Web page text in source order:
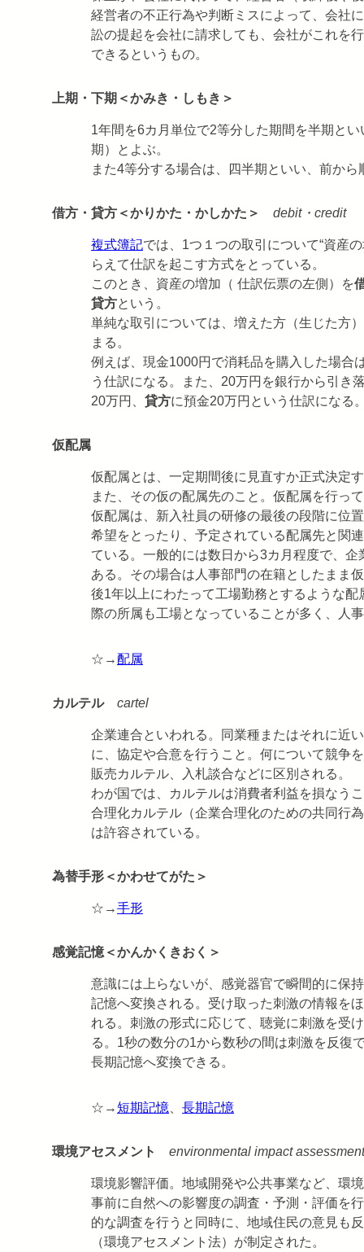
経営者の不正行為や判断ミスによって、会社
訟の提起を会社に請求しても、会社がこれを
できるというもの。
上期・下期＜かみき・しもき＞
1年間を6カ月単位で2等分した期間を半期と
期）とよぶ。
また4等分する場合は、四半期といい、前か
借方・貸方＜かりかた・かしかた＞ debit・credit
複式簿記では、1つ１つの取引について“資産
らえて仕訳を起こす方式をとっている。
このとき、資産の増加（ 仕訳伝票の左側）を
貸方という。
単純な取引については、増えた方（生じた方
まる。
例えば、現金1000円で消耗品を購入した場合
う仕訳になる。また、20万円を銀行から引き
20万円、 貸方に預金20万円という仕訳になる
仮配属
仮配属とは、一定期間後に見直すか正式決定
また、その仮の配属先のこと。仮配属を行っ
仮配属は、新入社員の研修の最後の段階に位
希望をとったり、予定されている配属先と関
ている。一般的には数日から3カ月程度で、
ある。その場合は人事部門の在籍としたまま
後1年以上にわたって工場勤務とするような
際の所属も工場となっていることが多く、人
☆→配属
カルテル cartel
企業連合といわれる。同業種またはそれに近
に、協定や合意を行うこと。何について競争
販売カルテル、入札談合などに区別される。
わが国では、カルテルは消費者利益を損なう
合理化カルテル（企業合理化のための共同行
は許容されている。
為替手形＜かわせてがた＞
☆→手形
感覚記憶＜かんかくきおく＞
意識には上らないが、感覚器官で瞬間的に保
記憶へ変換される。受け取った刺激の情報を
れる。刺激の形式に応じて、聴覚に刺激を受
る。1秒の数分の1から数秒の間は刺激を反復
長期記憶へ変換できる。
☆→短期記憶 長期記憶
環境アセスメント environmental impact assessment
環境影響評価。地域開発や公共事業など、環
事前に自然への影響度の調査・予測・評価を
的な調査を行うと同時に、地域住民の意見も
（環境アセスメント法）が制定された。